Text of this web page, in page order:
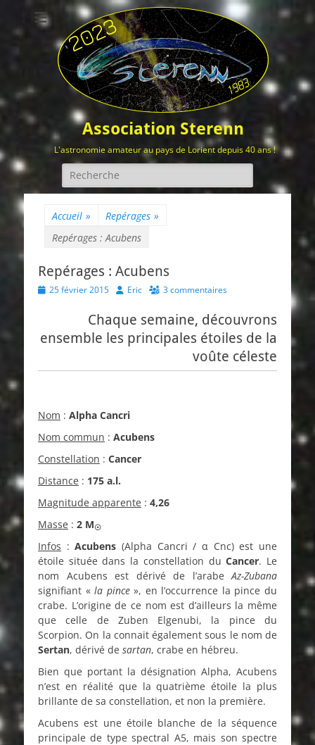
Association Sterenn
L'astronomie amateur au pays de Lorient depuis 40 ans !
Rechercher :
Accueil » Repérages »
Repérages : Acubens
Repérages : Acubens
Posted
25 février 2015 Author
Eric 3 commentaires
Chaque semaine, découvrons
ensemble les principales étoiles de la
voûte céleste
Nom : Alpha Cancri
Nom commun : Acubens
Constellation : Cancer
Distance : 175 a.l.
Magnitude apparente : 4,26
Masse : 2 M☉
Infos :Acubens (Alpha Cancri / α Cnc) est une
étoile située dans la constellation duCancer. Le
nom Acubens est dérivé de l’arabeAz-Zubana
signifiant «la pince», en l’occurrence la pince du
crabe. L’origine de ce nom est d’ailleurs la même
que celle de Zuben Elgenubi, la pince du
Scorpion. On la connait également sous le nom de
Sertan, dérivé de sartan, crabe en hébreu.
Bien que portant la désignation Alpha, Acubens
n’est en réalité que la quatrième étoile la plus
brillante de sa constellation, et non la première.
Acubens est une étoile blanche de la séquence
principale de type spectral A5, mais son spectre